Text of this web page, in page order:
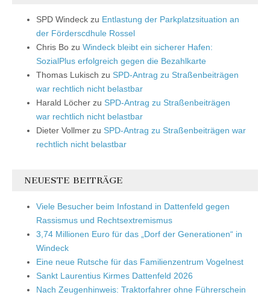
SPD Windeck zu Entlastung der Parkplatzsituation an
der Förderscdhule Rossel
Chris Bo zu Windeck bleibt ein sicherer Hafen:
SozialPlus erfolgreich gegen die Bezahlkarte
Thomas Lukisch zu SPD-Antrag zu Straßenbeiträgen
war rechtlich nicht belastbar
Harald Löcher zu SPD-Antrag zu Straßenbeiträgen
war rechtlich nicht belastbar
Dieter Vollmer zu SPD-Antrag zu Straßenbeiträgen war
rechtlich nicht belastbar
NEUESTE BEITRÄGE
Viele Besucher beim Infostand in Dattenfeld gegen
Rassismus und Rechtsextremismus
3,74 Millionen Euro für das „Dorf der Generationen“ in
Windeck
Eine neue Rutsche für das Familienzentrum Vogelnest
Sankt Laurentius Kirmes Dattenfeld 2026
Nach Zeugenhinweis: Traktorfahrer ohne Führerschein